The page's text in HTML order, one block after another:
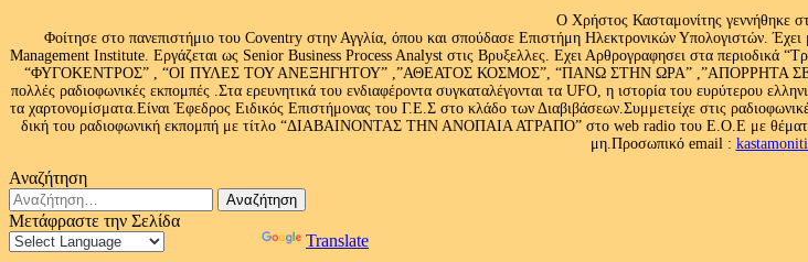
Ο Χρήστος Κασταμονίτης γεννήθηκε
Φοίτησε στο πανεπιστήμιο του Coventry στην Αγγλία, όπου και σπούδασε Επιστήμη Ηλεκτρονικών Υπολογιστών.
Management Institute. Εργάζεται ως Senior Business Process Analyst στις Βρυξελλες. Εχει Αρθρογραφησει στα
“ΦΥΓΟΚΕΝΤΡΟΣ” , “ΟΙ ΠΥΛΕΣ ΤΟΥ ΑΝΕΞΗΓΗΤΟΥ” ,”ΑΘΕΑΤΟΣ ΚΟΣΜΟΣ”, “ΠΑΝΩ ΣΤΗΝ ΩΡΑ” ,”ΑΠΟΡΡΗΤΑ
πολλές ραδιοφωνικές εκπομπές .Στα ερευνητικά του ενδιαφέροντα συγκαταλέγονται τα UFO, η ιστορία του ευρύτερου
τα χαρτονομίσματα.Είναι Έφεδρος Ειδικός Επιστήμονας του Γ.Ε.Σ στο κλάδο των Διαβιβάσεων.Συμμετείχε στις
δική του ραδιοφωνική εκπομπή με τίτλο “ΔΙΑΒΑΙΝΟΝΤΑΣ ΤΗΝ ΑΝΟΠΑΙΑ ΑΤΡΑΠΟ” στο web radio του Ε.Ο.Ε με θέματα
μη.Προσωπικό email :
Αναζήτηση
Αναζήτηση
για:
Μετάφραστε την Σελίδα
Translate